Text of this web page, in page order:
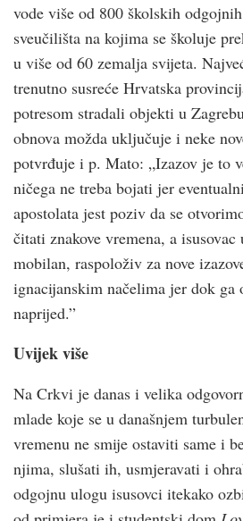
vode više od 800 školskih
sveučilišta na kojima se školuje
u više od 60 zemalja svijeta.
trenutno susreće Hrvatska
potresom stradali objekti u
obnova možda uključuje i neke
potvrđuje i p. Mato: „Izazov je to
ničega ne treba bojati jer
apostolata jest poziv da se
čitati znakove vremena, a
mobilan, raspoloživ za nove
ignacijanskim načelima jer dok ga
naprijed.”
Uvijek više
Na Crkvi je danas i velika
mlade koje se u današnjem
vremenu ne smije ostaviti same i
njima, slušati ih, usmjeravati i
odgojnu ulogu isusovci itekako